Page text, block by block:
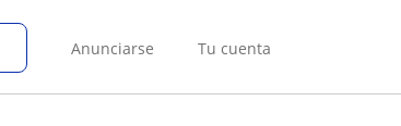
Anunciarse Tu cuenta